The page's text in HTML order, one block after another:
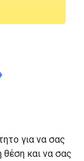
για να σας
θέση και να σας